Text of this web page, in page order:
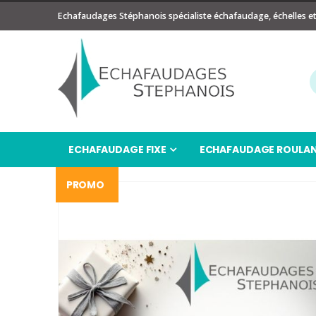
Echafaudages Stéphanois spécialiste échafaudage, échelles
ECHAFAUDAGE FIXE ECHAFAUDAGE
PROMO
Passer
à
galerie
d’images